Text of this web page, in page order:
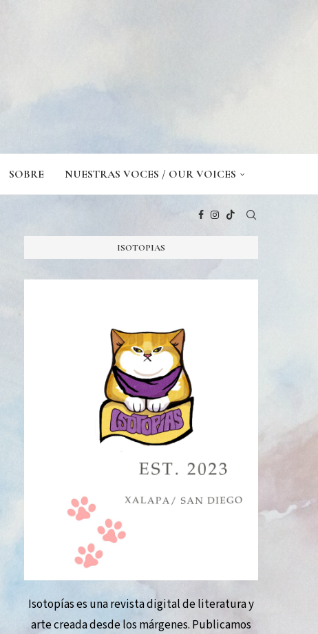
SOBRE NUESTRAS VOCES / OUR VOICES
ISOTOPIAS
Isotopías es una revista digital de literatura y
arte creada desde los márgenes. Publicamos